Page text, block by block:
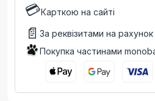
💳Карткою на сайті
📄 За реквізитами на
Покупка частинами